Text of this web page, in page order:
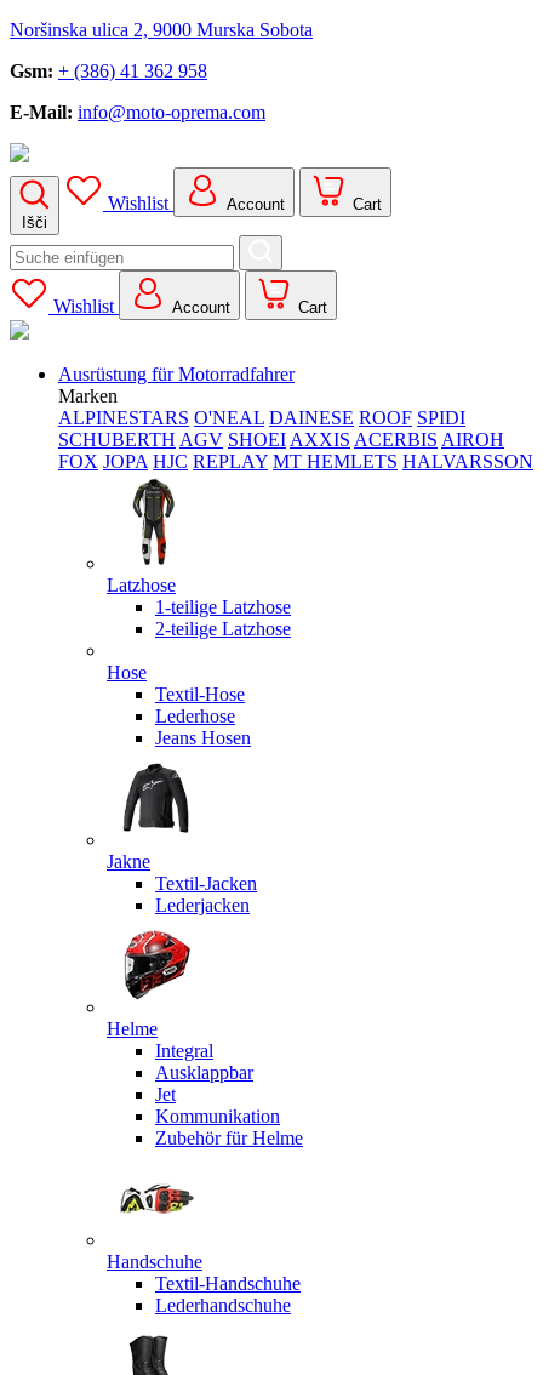
Noršinska ulica 2, 9000 Murska Sobota
Gsm: + (386) 41 362 958
E-Mail: info@moto-oprema.com
Išči
Wishlist Account Cart
Search
for:
Wishlist
Account Cart
Ausrüstung für Motorradfahrer
Marken
ALPINESTARS O'NEAL DAINESE ROOF SPIDI
SCHUBERTH AGV SHOEI AXXIS ACERBIS AIROH
FOX JOPA HJC REPLAY MT HEMLETS HALVARSSON
Latzhose
1-teilige Latzhose
2-teilige Latzhose
Hose
Textil-Hose
Lederhose
Jeans Hosen
Jakne
Textil-Jacken
Lederjacken
Helme
Integral
Ausklappbar
Jet
Kommunikation
Zubehör für Helme
Handschuhe
Textil-Handschuhe
Lederhandschuhe